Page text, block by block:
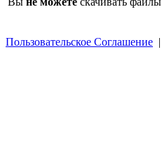
Пользовательское Соглашение |